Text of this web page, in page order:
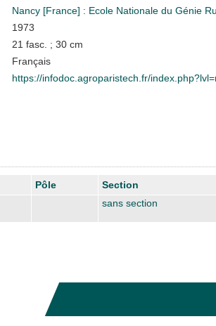
Nancy [France] : Ecole Nationale du Génie
1973
21 fasc. ; 30 cm
Français
https://infodoc.agroparistech.fr/
Pôle Section
sans section